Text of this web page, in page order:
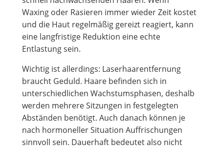
Waxing oder Rasieren immer wieder Zeit kostet
und die Haut regelmäßig gereizt reagiert, kann
eine langfristige Reduktion eine echte
Entlastung sein.
Wichtig ist allerdings: Laserhaarentfernung
braucht Geduld. Haare befinden sich in
unterschiedlichen Wachstumsphasen, deshalb
werden mehrere Sitzungen in festgelegten
Abständen benötigt. Auch danach können je
nach hormoneller Situation Auffrischungen
sinnvoll sein. Dauerhaft bedeutet also nicht